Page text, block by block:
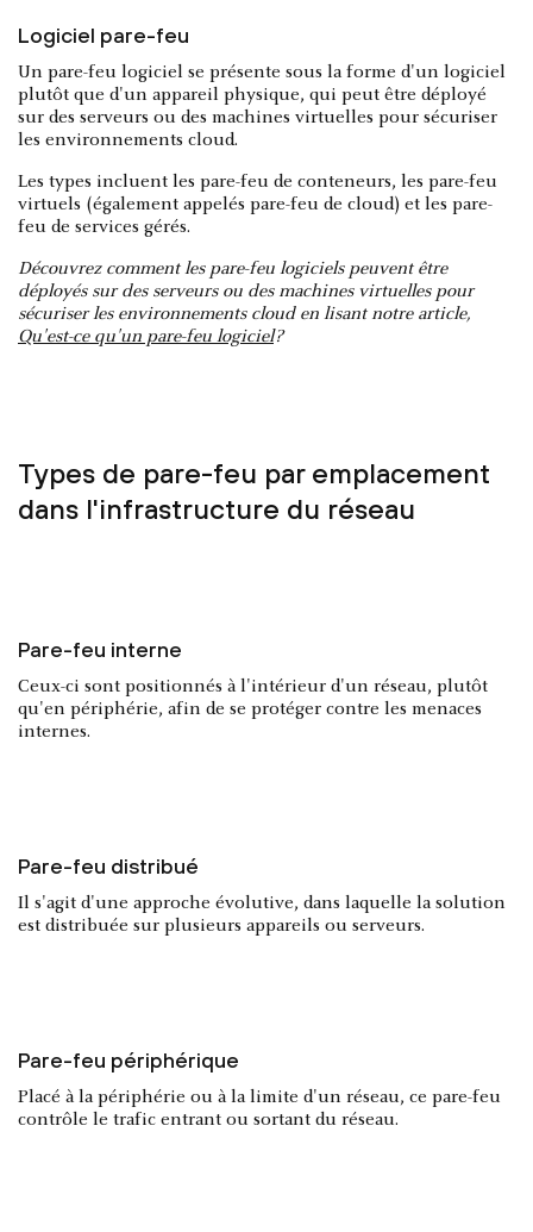
Logiciel pare-feu
Un pare-feu logiciel se présente sous la forme d'un logiciel
plutôt que d'un appareil physique, qui peut être déployé
sur des serveurs ou des machines virtuelles pour sécuriser
les environnements cloud.
Les types incluent les pare-feu de conteneurs, les pare-feu
virtuels (également appelés pare-feu de cloud) et les pare-
feu de services gérés.
Découvrez comment les pare-feu logiciels peuvent être
déployés sur des serveurs ou des machines virtuelles pour
sécuriser les environnements cloud en lisant notre article,
Qu'est-ce qu'un pare-feu logiciel?
Types de pare-feu par emplacement
dans l'infrastructure du réseau
Pare-feu interne
Ceux-ci sont positionnés à l'intérieur d'un réseau, plutôt
qu'en périphérie, afin de se protéger contre les menaces
internes.
Pare-feu distribué
Il s'agit d'une approche évolutive, dans laquelle la solution
est distribuée sur plusieurs appareils ou serveurs.
Pare-feu périphérique
Placé à la périphérie ou à la limite d'un réseau, ce pare-feu
contrôle le trafic entrant ou sortant du réseau.